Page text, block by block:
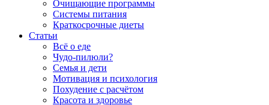
Очищающие программы
Системы питания
Краткосрочные диеты
Статьи
Всё о еде
Чудо-пилюли?
Семья и дети
Мотивация и психология
Похудение с расчётом
Красота и здоровье